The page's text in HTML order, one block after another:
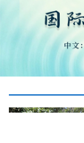
人物
深度